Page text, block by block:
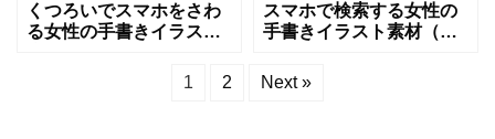
くつろいでスマホをさわ
る女性の手書きイラスト
女性・触る・線画）で
スマホで検索する女性の
手書きイラスト素材（ス
索・線画）です。 スマー
1 2 Next »